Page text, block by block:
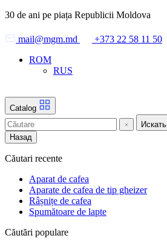
Skip
the
content
30 de ani pe piața Republicii Moldova
mail@mgm.md
+373 22 58 11 50
ROM
RUS
Catalog
Искать
Назад
Căutari recente
Aparat de cafea
Aparate de cafea de tip gheizer
Râșnițe de cafea
Spumătoare de lapte
Căutări populare